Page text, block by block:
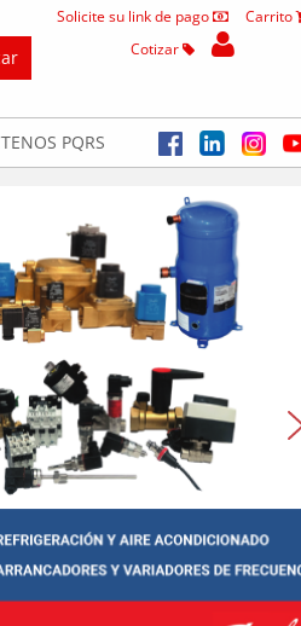
Solicite su link de pago
Carrito
Cotizar
PQRS